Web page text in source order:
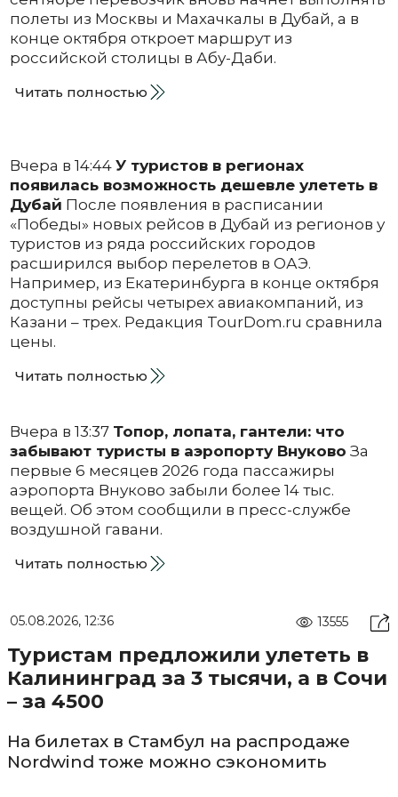
полеты из Москвы и Махачкалы в Дубай, а в
конце октября откроет маршрут из
российской столицы в Абу-Даби.
Читать полностью
Вчера в 14:44 У туристов в регионах
появилась возможность дешевле улететь в
Дубай После появления в расписании
«Победы» новых рейсов в Дубай из регионов у
туристов из ряда российских городов
расширился выбор перелетов в ОАЭ.
Например, из Екатеринбурга в конце октября
доступны рейсы четырех авиакомпаний, из
Казани – трех. Редакция TourDom.ru сравнила
цены.
Читать полностью
Вчера в 13:37 Топор, лопата, гантели: что
забывают туристы в аэропорту Внуково За
первые 6 месяцев 2026 года пассажиры
аэропорта Внуково забыли более 14 тыс.
вещей. Об этом сообщили в пресс-службе
воздушной гавани.
Читать полностью
05.08.2026, 12:36 13555
Туристам предложили улететь в
Калининград за 3 тысячи, а в Сочи
– за 4500
На билетах в Стамбул на распродаже
Nordwind тоже можно сэкономить